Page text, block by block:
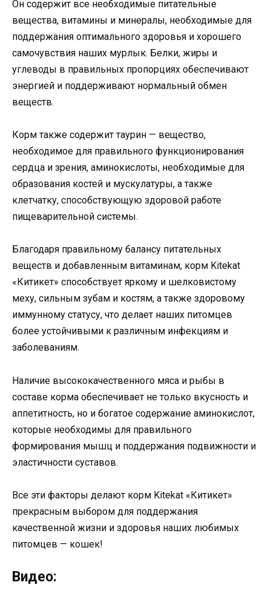
Он содержит все необходимые питательные
вещества, витамины и минералы, необходимые для
поддержания оптимального здоровья и хорошего
самочувствия наших мурлык. Белки, жиры и
углеводы в правильных пропорциях обеспечивают
энергией и поддерживают нормальный обмен
веществ.
Корм также содержит таурин — вещество,
необходимое для правильного функционирования
сердца и зрения, аминокислоты, необходимые для
образования костей и мускулатуры, а также
клетчатку, способствующую здоровой работе
пищеварительной системы.
Благодаря правильному балансу питательных
веществ и добавленным витаминам, корм Kitekat
«Китикет» способствует яркому и шелковистому
меху, сильным зубам и костям, а также здоровому
иммунному статусу, что делает наших питомцев
более устойчивыми к различным инфекциям и
заболеваниям.
Наличие высококачественного мяса и рыбы в
составе корма обеспечивает не только вкусность и
аппетитность, но и богатое содержание аминокислот,
которые необходимы для правильного
формирования мышц и поддержания подвижности и
эластичности суставов.
Все эти факторы делают корм Kitekat «Китикет»
прекрасным выбором для поддержания
качественной жизни и здоровья наших любимых
питомцев — кошек!
Видео: